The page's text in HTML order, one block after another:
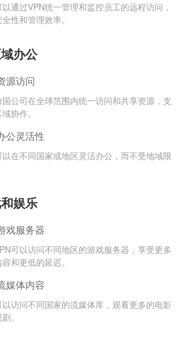
通过VPN统一管理和监控员工的远程访问，
性和管理效率。
办公
源访问
国公司在全球范围内统一访问和共享资源，支
协作。
公灵活性
以在不同国家或地区灵活办公，而不受地域限
娱乐
戏服务器
可以访问不同地区的游戏服务器，享受更多
和更低的延迟。
媒体内容
以访问不同国家的流媒体库，观看更多的电影
。